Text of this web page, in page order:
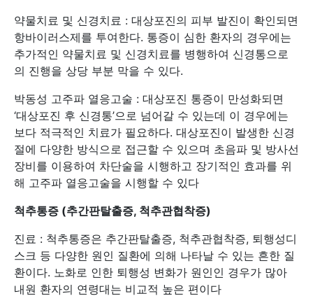
약물치료 및 신경치료 : 대상포진의 피부 발진이 확인되면
항바이러스제를 투여한다. 통증이 심한 환자의 경우에는
추가적인 약물치료 및 신경치료를 병행하여 신경통으로
의 진행을 상당 부분 막을 수 있다.
박동성 고주파 열응고술 : 대상포진 통증이 만성화되면
‘대상포진 후 신경통’으로 넘어갈 수 있는데 이 경우에는
보다 적극적인 치료가 필요하다. 대상포진이 발생한 신경
절에 다양한 방식으로 접근할 수 있으며 초음파 및 방사선
장비를 이용하여 차단술을 시행하고 장기적인 효과를 위
해 고주파 열응고술을 시행할 수 있다
척추통증 (추간판탈출증, 척추관협착증)
진료 : 척추통증은 추간판탈출증, 척추관협착증, 퇴행성디
스크 등 다양한 원인 질환에 의해 나타날 수 있는 흔한 질
환이다. 노화로 인한 퇴행성 변화가 원인인 경우가 많아
내원 환자의 연령대는 비교적 높은 편이다